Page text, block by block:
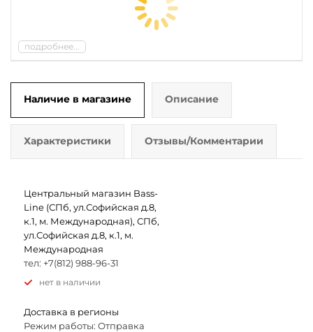
подробнее...
Наличие в магазине Описание
Характеристики Отзывы/Комментарии
Центральный магазин Bass-
Line (СПб, ул.Софийская д.8,
к.1, м. Международная), СПб,
ул.Софийская д.8, к.1, м.
Международная
тел: +7(812) 988-96-31
Нет в наличии
Доставка в регионы
Режим работы: Отправка